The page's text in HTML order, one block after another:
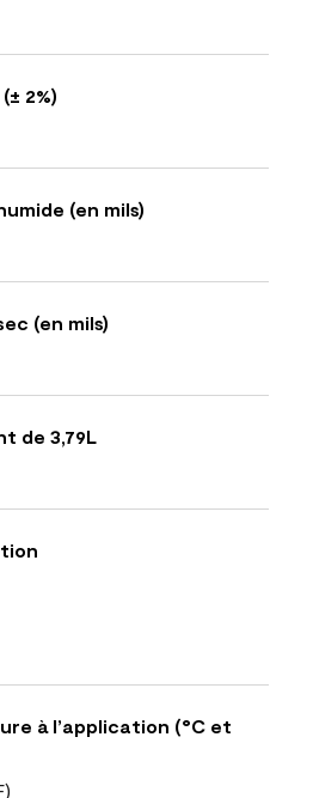
2%)
(en mils)
(en mils)
de 3,79L
à l’application (°C et